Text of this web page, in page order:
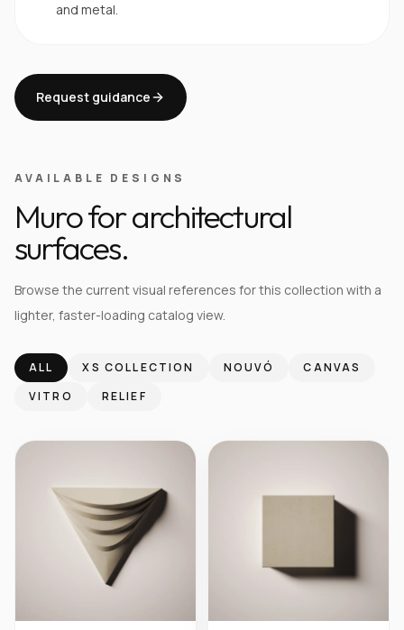
and metal.
Request guidance
AVAILABLE DESIGNS
Muro for architectural
surfaces.
Browse the current visual references for this collection with a
lighter, faster-loading catalog view.
ALL XS COLLECTION NOUVÓ
CANVAS
VITRO
RELIEF